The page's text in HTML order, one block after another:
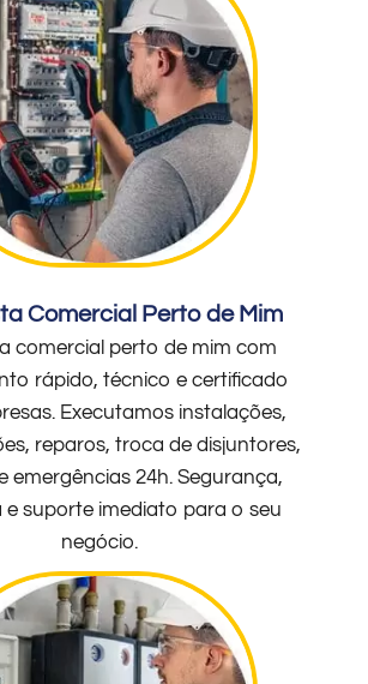
Comercial Perto de Mim
comercial perto de mim com
rápido, técnico e certificado
Executamos instalações,
reparos, troca de disjuntores,
emergências 24h. Segurança,
e suporte imediato para o seu
negócio.